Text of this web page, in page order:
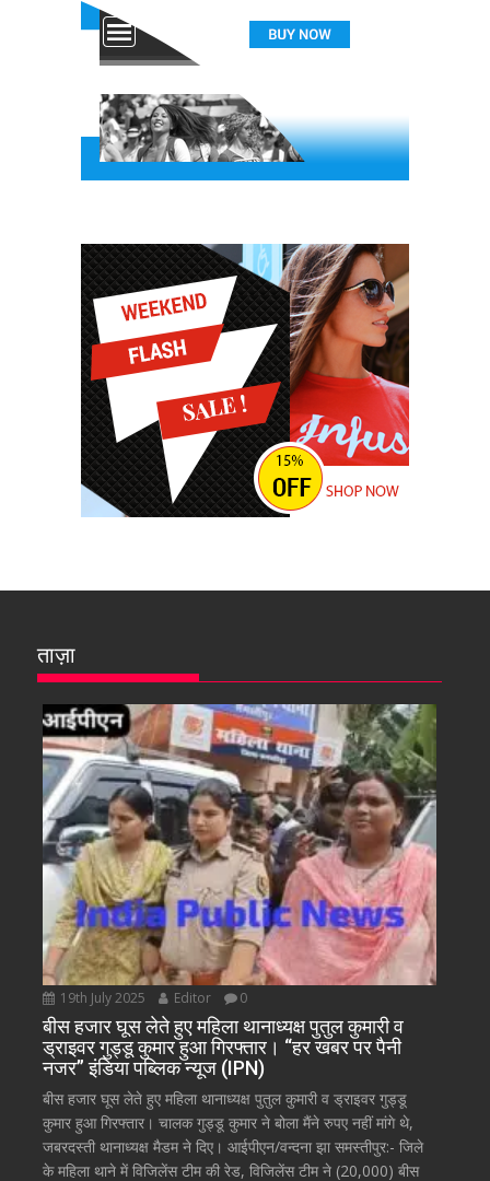
ताज़ा
19th July 2025 Editor 0
बीस हजार घूस लेते हुए महिला थानाध्यक्ष पुतुल कुमारी व
ड्राइवर गुड्डू कुमार हुआ गिरफ्तार। “हर खबर पर पैनी
नजर” इंडिया पब्लिक न्यूज (IPN)
बीस हजार घूस लेते हुए महिला थानाध्यक्ष पुतुल कुमारी व ड्राइवर गुड्डू
कुमार हुआ गिरफ्तार। चालक गुड्डू कुमार ने बोला मैंने रुपए नहीं मांगे थे,
जबरदस्ती थानाध्यक्ष मैडम ने दिए। आईपीएन/वन्दना झा समस्तीपुर:- जिले
के महिला थाने में विजिलेंस टीम की रेड, विजिलेंस टीम ने (20,000) बीस